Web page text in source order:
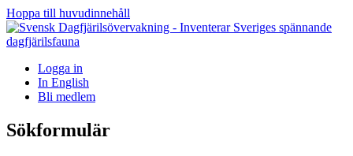
Hoppa till huvudinnehåll
Logga in
In English
Bli medlem
Sökformulär